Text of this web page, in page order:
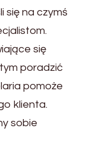
się na czymś
się
poradzić
pomoże
klienta.
sobie